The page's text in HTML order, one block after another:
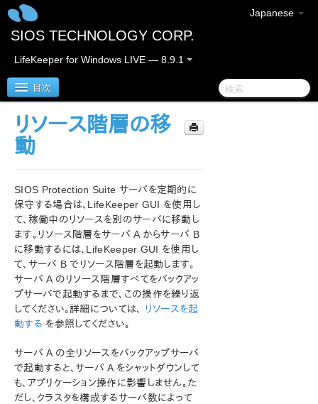
Japanese
SIOS TECHNOLOGY CORP.
LifeKeeper for Windows LIVE — 8.9.1
目次
LifeKeeper for Windows
LifeKeeper for Windows クイックスタートガイド
クラウド環境における LifeKeeper for Windows の利用
について
LifeKeeper for Windows インストレーションガイド
LifeKeeper for Windows テクニカルドキュメンテーショ
ン
構成
LifeKeeper for Windows の管理の概要
ユーザーガイド
リソース階層の移
動
SIOS Protection Suite サーバを定期的に
保守する場合は、LifeKeeper GUI を使用し
て、稼働中のリソースを別のサーバに移動し
ます。リソース階層をサーバ A からサーバ B
に移動するには、LifeKeeper GUI を使用し
て、サーバ B でリソース階層を起動します。
サーバ A のリソース階層すべてをバックアッ
プサーバで起動するまで、この操作を繰り返
してください。詳細については、
リソースを起
動する を参照してください。
サーバ A の全リソースをバックアップサーバ
で起動すると、サーバ A をシャットダウンして
も、アプリケーション操作に影響しません。た
だし、クラスタを構成するサーバ数によって